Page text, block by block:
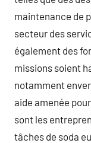
maintenance de
secteur des
également des
missions soient
notamment
aide amenée
sont les
tâches de soda